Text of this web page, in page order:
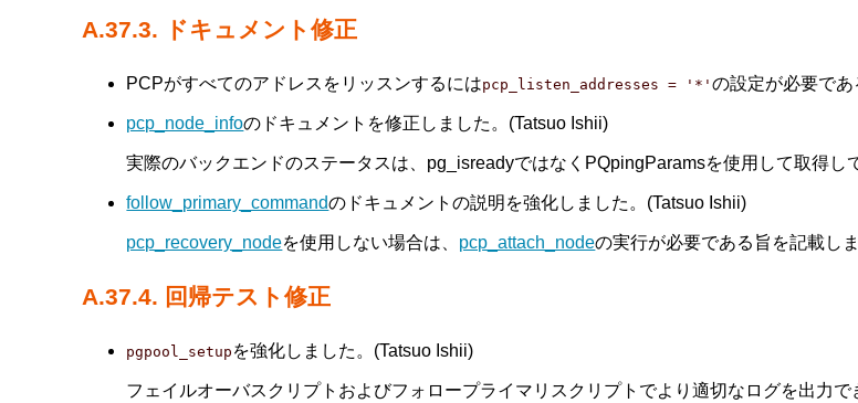
A.37.3. ドキュメント修正
PCPがすべてのアドレスをリッスンするにはpcp_listen_addresses = '*'の設定が必要であ
pcp_node_infoのドキュメントを修正しました。(Tatsuo Ishii)
実際のバックエンドのステータスは、pg_isreadyではなくPQpingParamsを使用して取得し
follow_primary_commandのドキュメントの説明を強化しました。(Tatsuo Ishii)
pcp_recovery_nodeを使用しない場合は、 pcp_attach_nodeの実行が必要である旨を記載しま
A.37.4. 回帰テスト修正
pgpool_setup を強化しました。(Tatsuo Ishii)
フェイルオーバスクリプトおよびフォロープライマリスクリプトでより適切なログを出力で